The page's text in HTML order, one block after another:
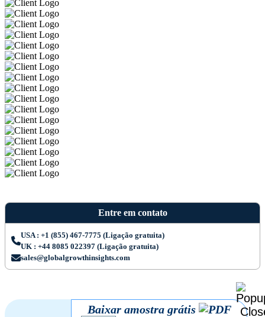
Entre em contato
USA : +1 (855) 467-7775 (Ligação gratuita)
UK : +44 8085 022397 (Ligação gratuita)
sales@globalgrowthinsights.com
Baixar amostra grátis